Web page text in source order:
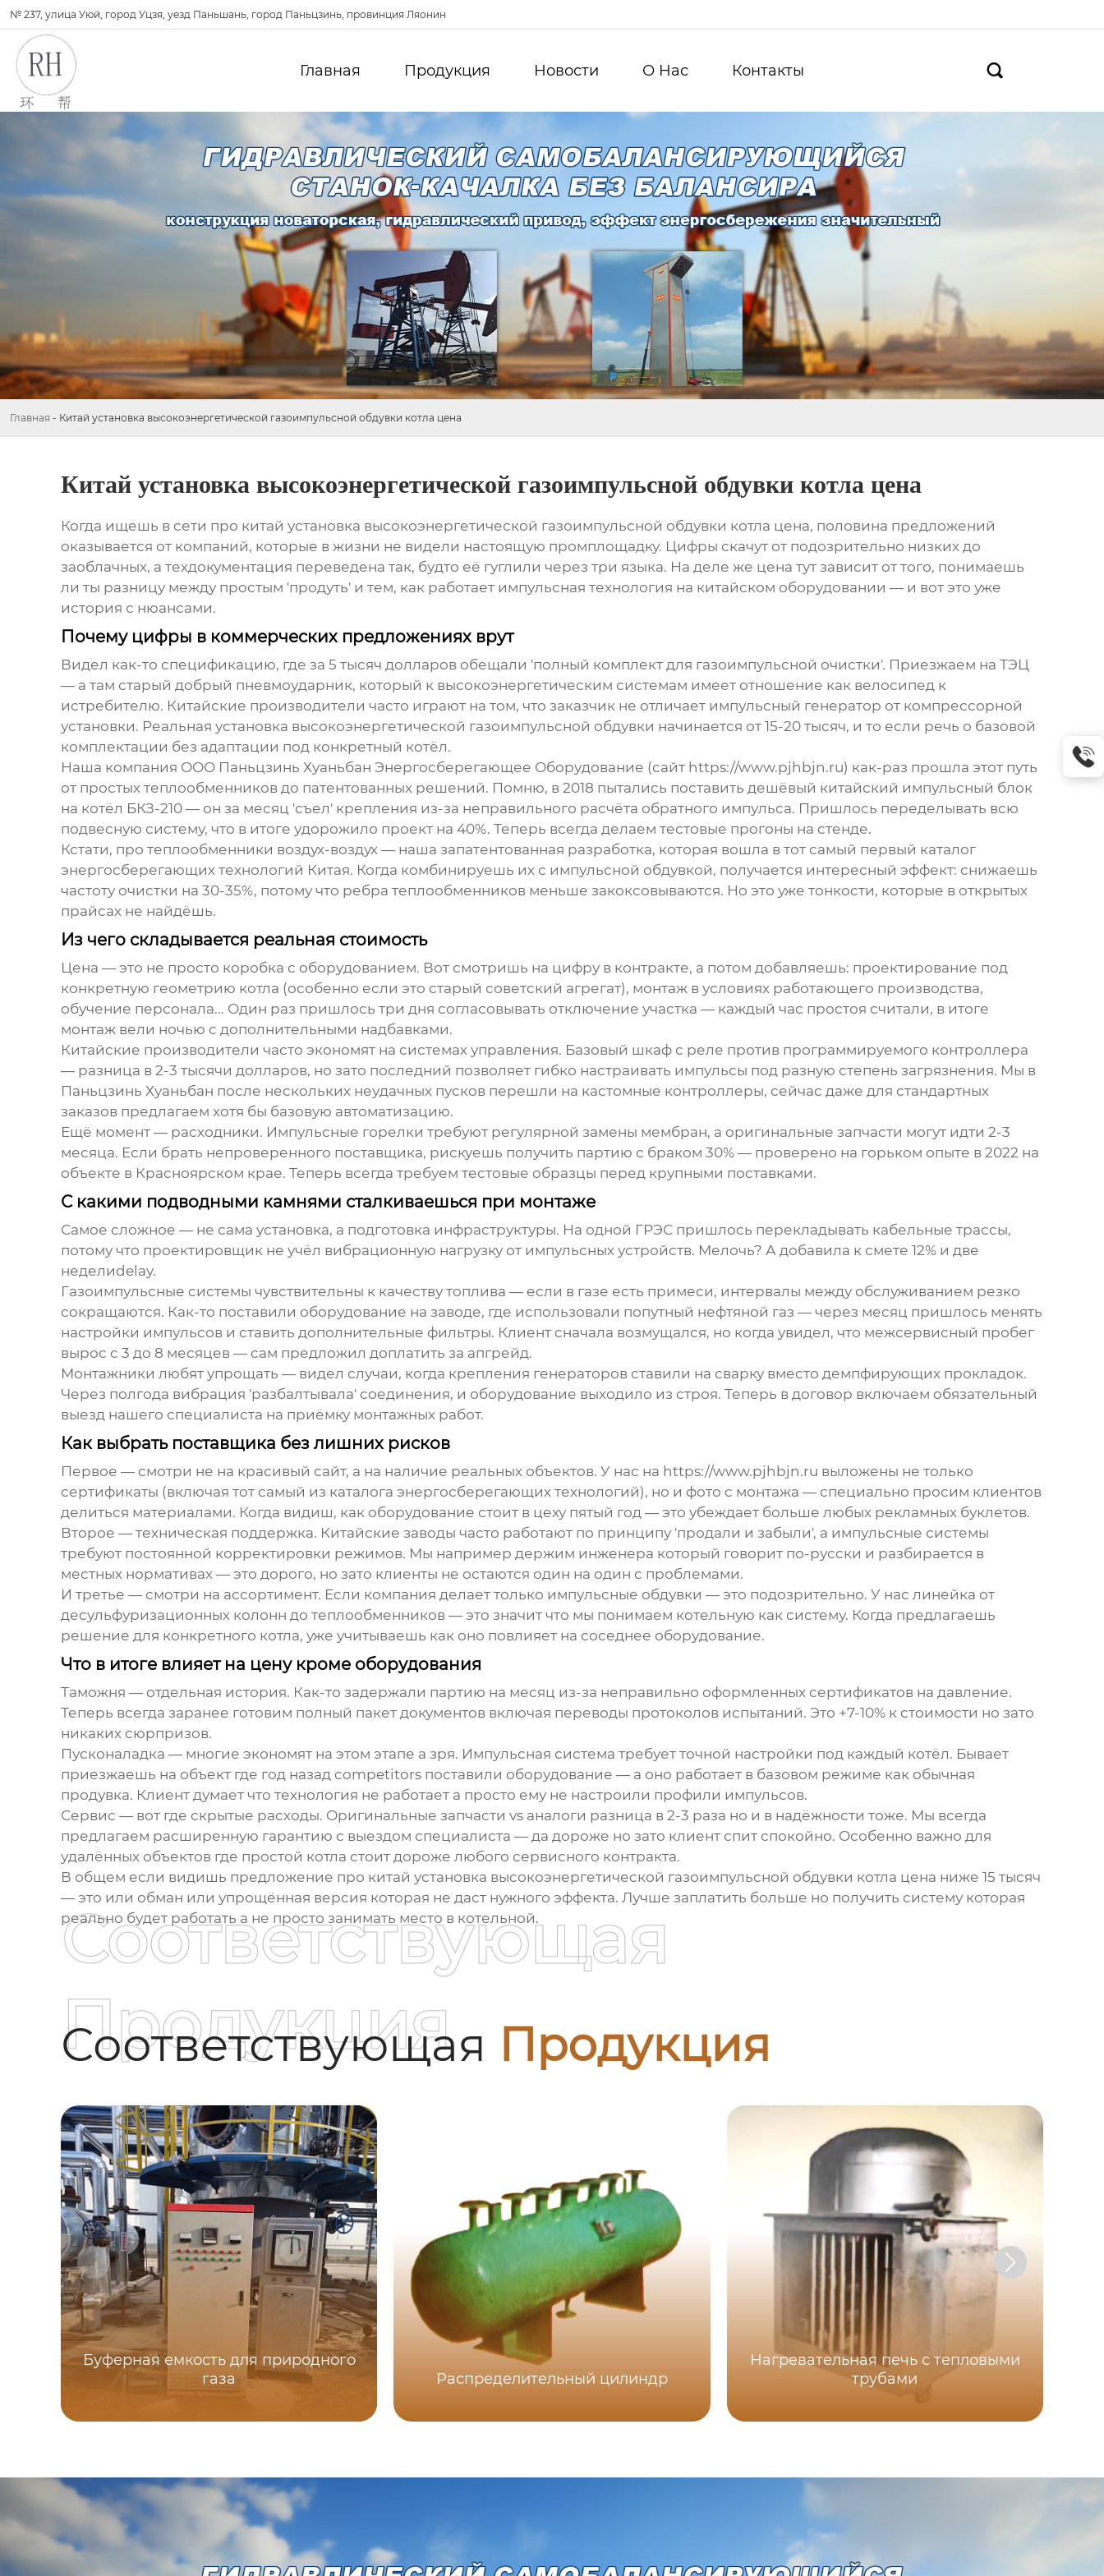
№ 237, улица Уюй, город Уцзя, уезд Паньшань, город Паньцзинь, провинция Ляонин
Главная Продукция Новости О Hас Контакты 
Главная - Китай установка высокоэнергетической газоимпульсной обдувки котла цена
Китай установка высокоэнергетической газоимпульсной обдувки котла цена
Когда ищешь в сети про китай установка высокоэнергетической газоимпульсной обдувки котла цена, половина предложений
оказывается от компаний, которые в жизни не видели настоящую промплощадку. Цифры скачут от подозрительно низких до
заоблачных, а техдокументация переведена так, будто её гуглили через три языка. На деле же цена тут зависит от того, понимаешь
ли ты разницу между простым 'продуть' и тем, как работает импульсная технология на китайском оборудовании — и вот это уже
история с нюансами.
Почему цифры в коммерческих предложениях врут
Видел как-то спецификацию, где за 5 тысяч долларов обещали 'полный комплект для газоимпульсной очистки'. Приезжаем на ТЭЦ
— а там старый добрый пневмоударник, который к высокоэнергетическим системам имеет отношение как велосипед к
истребителю. Китайские производители часто играют на том, что заказчик не отличает импульсный генератор от компрессорной
установки. Реальная установка высокоэнергетической газоимпульсной обдувки начинается от 15-20 тысяч, и то если речь о базовой
комплектации без адаптации под конкретный котёл.
Наша компания ООО Паньцзинь Хуаньбан Энергосберегающее Оборудование (сайт https://www.pjhbjn.ru) как-раз прошла этот путь
от простых теплообменников до патентованных решений. Помню, в 2018 пытались поставить дешёвый китайский импульсный блок
на котёл БКЗ-210 — он за месяц 'съел' крепления из-за неправильного расчёта обратного импульса. Пришлось переделывать всю
подвесную систему, что в итоге удорожило проект на 40%. Теперь всегда делаем тестовые прогоны на стенде.
Кстати, про теплообменники воздух-воздух — наша запатентованная разработка, которая вошла в тот самый первый каталог
энергосберегающих технологий Китая. Когда комбинируешь их с импульсной обдувкой, получается интересный эффект: снижаешь
частоту очистки на 30-35%, потому что ребра теплообменников меньше закоксовываются. Но это уже тонкости, которые в открытых
прайсах не найдёшь.
Из чего складывается реальная стоимость
Цена — это не просто коробка с оборудованием. Вот смотришь на цифру в контракте, а потом добавляешь: проектирование под
конкретную геометрию котла (особенно если это старый советский агрегат), монтаж в условиях работающего производства,
обучение персонала... Один раз пришлось три дня согласовывать отключение участка — каждый час простоя считали, в итоге
монтаж вели ночью с дополнительными надбавками.
Китайские производители часто экономят на системах управления. Базовый шкаф с реле против программируемого контроллера
— разница в 2-3 тысячи долларов, но зато последний позволяет гибко настраивать импульсы под разную степень загрязнения. Мы в
Паньцзинь Хуаньбан после нескольких неудачных пусков перешли на кастомные контроллеры, сейчас даже для стандартных
заказов предлагаем хотя бы базовую автоматизацию.
Ещё момент — расходники. Импульсные горелки требуют регулярной замены мембран, а оригинальные запчасти могут идти 2-3
месяца. Если брать непроверенного поставщика, рискуешь получить партию с браком 30% — проверено на горьком опыте в 2022 на
объекте в Красноярском крае. Теперь всегда требуем тестовые образцы перед крупными поставками.
С какими подводными камнями сталкиваешься при монтаже
Самое сложное — не сама установка, а подготовка инфраструктуры. На одной ГРЭС пришлось перекладывать кабельные трассы,
потому что проектировщик не учёл вибрационную нагрузку от импульсных устройств. Мелочь? А добавила к смете 12% и две
неделиdelay.
Газоимпульсные системы чувствительны к качеству топлива — если в газе есть примеси, интервалы между обслуживанием резко
сокращаются. Как-то поставили оборудование на заводе, где использовали попутный нефтяной газ — через месяц пришлось менять
настройки импульсов и ставить дополнительные фильтры. Клиент сначала возмущался, но когда увидел, что межсервисный пробег
вырос с 3 до 8 месяцев — сам предложил доплатить за апгрейд.
Монтажники любят упрощать — видел случаи, когда крепления генераторов ставили на сварку вместо демпфирующих прокладок.
Через полгода вибрация 'разбалтывала' соединения, и оборудование выходило из строя. Теперь в договор включаем обязательный
выезд нашего специалиста на приёмку монтажных работ.
Как выбрать поставщика без лишних рисков
Первое — смотри не на красивый сайт, а на наличие реальных объектов. У нас на https://www.pjhbjn.ru выложены не только
сертификаты (включая тот самый из каталога энергосберегающих технологий), но и фото с монтажа — специально просим клиентов
делиться материалами. Когда видиш, как оборудование стоит в цеху пятый год — это убеждает больше любых рекламных буклетов.
Второе — техническая поддержка. Китайские заводы часто работают по принципу 'продали и забыли', а импульсные системы
требуют постоянной корректировки режимов. Мы например держим инженера который говорит по-русски и разбирается в
местных нормативах — это дорого, но зато клиенты не остаются один на один с проблемами.
И третье — смотри на ассортимент. Если компания делает только импульсные обдувки — это подозрительно. У нас линейка от
десульфуризационных колонн до теплообменников — это значит что мы понимаем котельную как систему. Когда предлагаешь
решение для конкретного котла, уже учитываешь как оно повлияет на соседнее оборудование.
Что в итоге влияет на цену кроме оборудования
Таможня — отдельная история. Как-то задержали партию на месяц из-за неправильно оформленных сертификатов на давление.
Теперь всегда заранее готовим полный пакет документов включая переводы протоколов испытаний. Это +7-10% к стоимости но зато
никаких сюрпризов.
Пусконаладка — многие экономят на этом этапе а зря. Импульсная система требует точной настройки под каждый котёл. Бывает
приезжаешь на объект где год назад competitors поставили оборудование — а оно работает в базовом режиме как обычная
продувка. Клиент думает что технология не работает а просто ему не настроили профили импульсов.
Сервис — вот где скрытые расходы. Оригинальные запчасти vs аналоги разница в 2-3 раза но и в надёжности тоже. Мы всегда
предлагаем расширенную гарантию с выездом специалиста — да дороже но зато клиент спит спокойно. Особенно важно для
удалённых объектов где простой котла стоит дороже любого сервисного контракта.
В общем если видишь предложение про китай установка высокоэнергетической газоимпульсной обдувки котла цена ниже 15 тысяч
— это или обман или упрощённая версия которая не даст нужного эффекта. Лучше заплатить больше но получить систему которая
реально будет работать а не просто занимать место в котельной.
Соответствующая Продукция
Соответствующая
Продукция
Буферная емкость для природного
газа
Распределительный цилиндр
Нагревательная печь с тепловыми
трубами